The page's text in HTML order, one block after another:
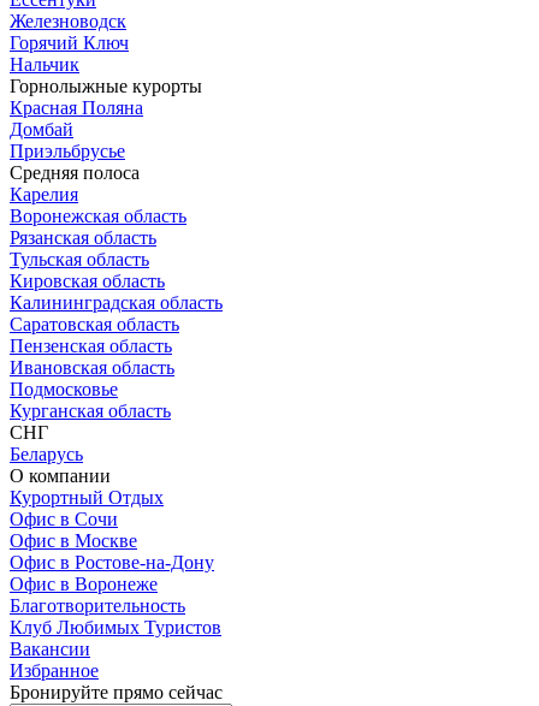
Железноводск
Горячий Ключ
Нальчик
Горнолыжные курорты
Красная Поляна
Домбай
Приэльбрусье
Средняя полоса
Карелия
Воронежская область
Рязанская область
Тульская область
Кировская область
Калининградская область
Саратовская область
Пензенская область
Ивановская область
Подмосковье
Курганская область
СНГ
Беларусь
О компании
Курортный Отдых
Офис в Сочи
Офис в Москве
Офис в Ростове-на-Дону
Офис в Воронеже
Благотворительность
Клуб Любимых Туристов
Вакансии
Избранное
Бронируйте прямо сейчас